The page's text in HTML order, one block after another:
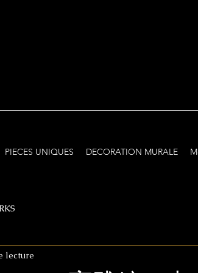
PIECES UNIQUES DECORATION MURALE
lecture